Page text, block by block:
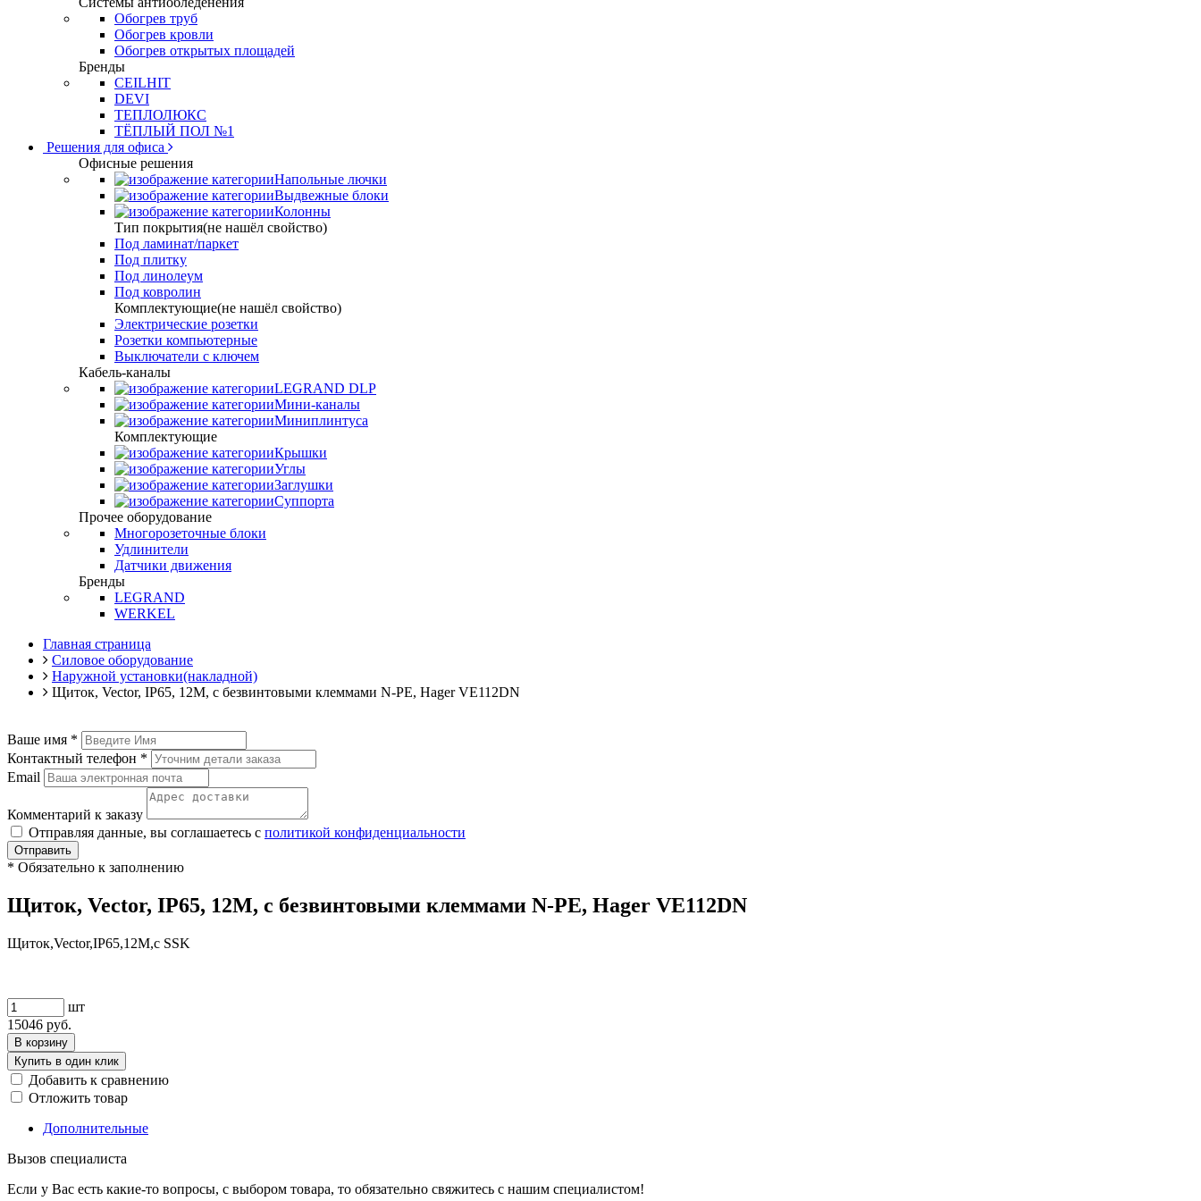
Обогрев труб
Обогрев кровли
Обогрев открытых площадей
Бренды
CEILHIT
DEVI
ТЕПЛОЛЮКС
ТЁПЛЫЙ ПОЛ №1
Решения для офиса
Офисные решения
Напольные лючки
Выдвежные блоки
Колонны
Тип покрытия(не нашёл свойство)
Под ламинат/паркет
Под плитку
Под линолеум
Под ковролин
Комплектующие(не нашёл свойство)
Электрические розетки
Розетки компьютерные
Выключатели с ключем
Кабель-каналы
LEGRAND DLP
Мини-каналы
Миниплинтуса
Комплектующие
Крышки
Углы
Заглушки
Суппорта
Прочее оборудование
Многорозеточные блоки
Удлинители
Датчики движения
Бренды
LEGRAND
WERKEL
Главная страница
Силовое оборудование
Наружной установки(накладной)
Щиток, Vector, IP65, 12M, c безвинтовыми клеммами N-PE, Hager VE112DN
Ваше имя *
Контактный телефон *
Email
Комментарий к заказу
Отправляя данные, вы соглашаетесь с политикой конфиденциальности
Отправить
* Обязательно к заполнению
Щиток, Vector, IP65, 12M, c безвинтовыми клеммами N-PE, Hager VE112DN
Щиток,Vector,IP65,12M,c SSK
шт
15046 руб.
В корзину
Купить в один клик
Добавить к сравнению
Отложить товар
Дополнительные
Вызов специалиста
Если у Вас есть какие-то вопросы, с выбором товара, то обязательно свяжитесь с нашим специалистом!